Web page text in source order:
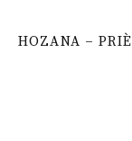
HOZANA –